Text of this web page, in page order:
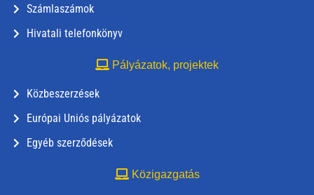
Számlaszámok
Hivatali telefonkönyv
Pályázatok, projektek
Közbeszerzések
Európai Uniós pályázatok
Egyéb szerződések
Közigazgatás